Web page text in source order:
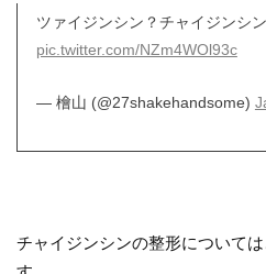
ツァイジンシン？チャイジンシ
pic.twitter.com/NZm4WOl93c
— 檜山 (@27shakehandsome)
チャイジンシンの整形について